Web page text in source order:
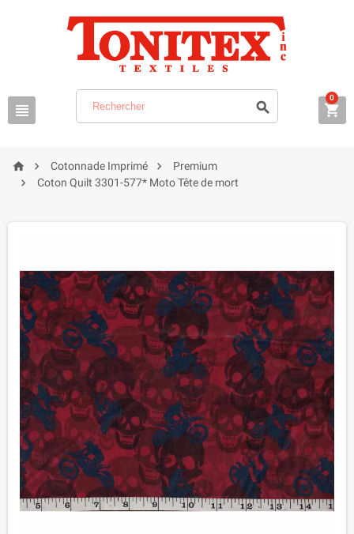
  
0
  Cotonnade Imprimé  Premium
 Coton Quilt 3301-577* Moto Tête de mort